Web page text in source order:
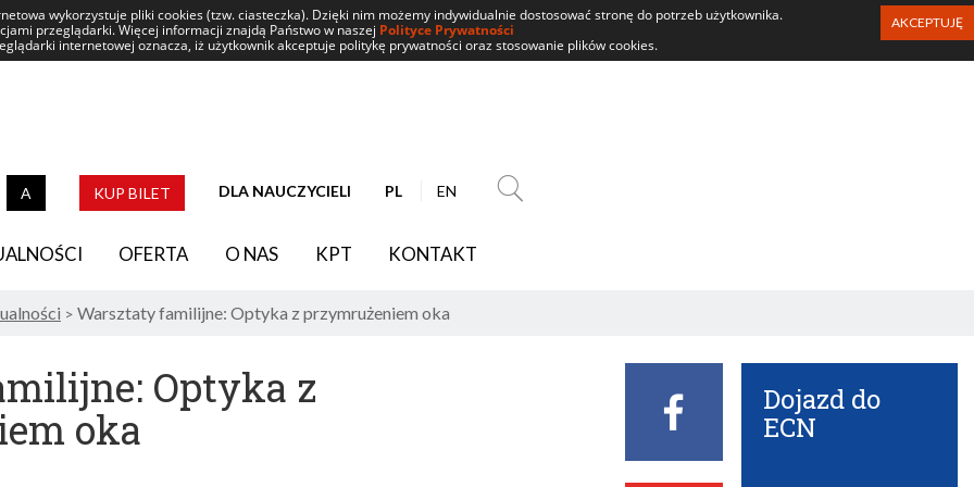
wykorzystuje pliki cookies (tzw. ciasteczka). Dzięki nim możemy indywidualnie dostosować stronę do potrzeb użytkownika.
przeglądarki. Więcej informacji znajdą Państwo w naszej Polityce Prywatności
internetowej oznacza, iż użytkownik akceptuje politykę prywatności oraz stosowanie plików cookies.
AKCEPTUJĘ
DOMYŚLNY
CZARNY TEKST NA ŻÓŁTYM TLE
A BIAŁY TEKST NA CZARNYM TLE
KUP BILET DLA NAUCZYCIELI PL EN
OFERTA O NAS KPT KONTAKT
> Warsztaty familijne: Optyka z przymrużeniem oka
Optyka z
oka
Facebook
ECN
Dojazd do
ECN